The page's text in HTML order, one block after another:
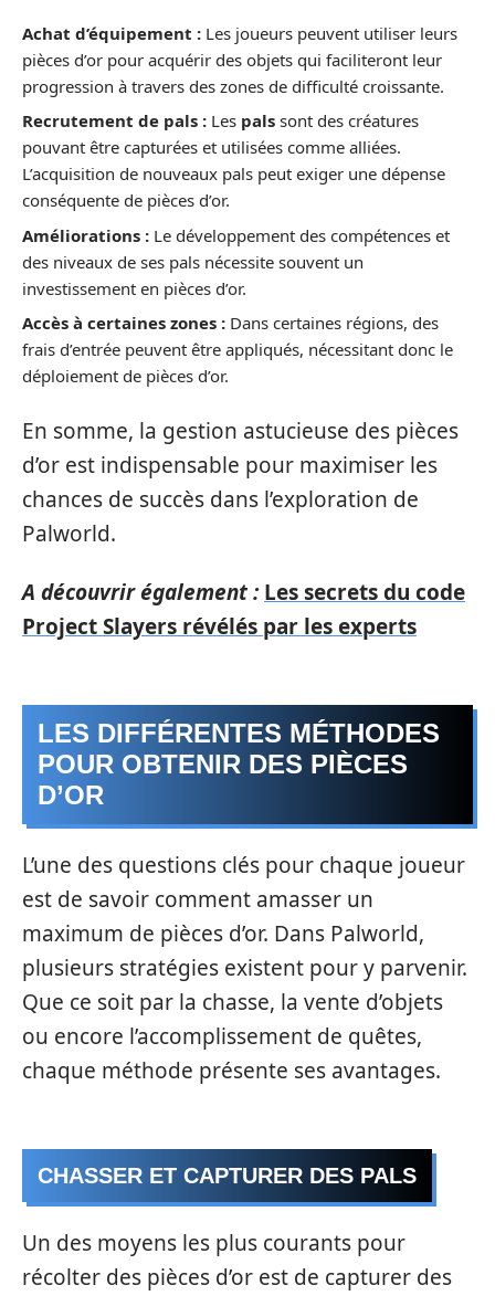
Achat d’équipement : Les joueurs peuvent utiliser leurs
pièces d’or pour acquérir des objets qui faciliteront leur
progression à travers des zones de difficulté croissante.
Recrutement de pals : Les pals sont des créatures
pouvant être capturées et utilisées comme alliées.
L’acquisition de nouveaux pals peut exiger une dépense
conséquente de pièces d’or.
Améliorations : Le développement des compétences et
des niveaux de ses pals nécessite souvent un
investissement en pièces d’or.
Accès à certaines zones : Dans certaines régions, des
frais d’entrée peuvent être appliqués, nécessitant donc le
déploiement de pièces d’or.
En somme, la gestion astucieuse des pièces
d’or est indispensable pour maximiser les
chances de succès dans l’exploration de
Palworld.
A découvrir également : Les secrets du code
Project Slayers révélés par les experts
LES DIFFÉRENTES MÉTHODES
POUR OBTENIR DES PIÈCES
D’OR
L’une des questions clés pour chaque joueur
est de savoir comment amasser un
maximum de pièces d’or. Dans Palworld,
plusieurs stratégies existent pour y parvenir.
Que ce soit par la chasse, la vente d’objets
ou encore l’accomplissement de quêtes,
chaque méthode présente ses avantages.
CHASSER ET CAPTURER DES PALS
Un des moyens les plus courants pour
récolter des pièces d’or est de capturer des